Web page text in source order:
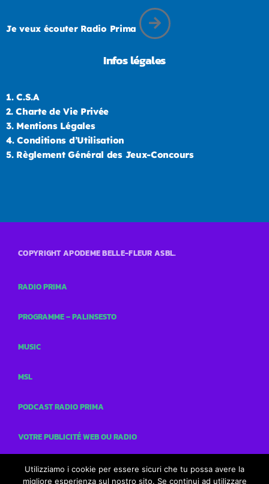
Je veux écouter Radio Prima
Infos légales
1. C.S.A
2. Charte de Vie Privée
3. Mentions Légales
4. Conditions d’Utilisation
5. Règlement Général des Jeux-Concours
COPYRIGHT APODEME BELLE-FLEUR ASBL.
RADIO PRIMA
PROGRAMME – PALINSESTO
MUSIC
MSL
PODCAST RADIO PRIMA
VOTRE PUBLICITÉ WEB OU RADIO
CONCOURS
Utilizziamo i cookie per essere sicuri che tu possa avere la
migliore esperienza sul nostro sito. Se continui ad utilizzare